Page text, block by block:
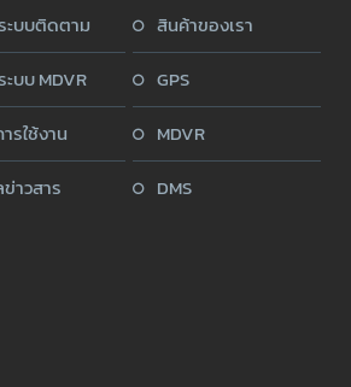
ะบบติดตาม
ะบบ MDVR
รใช้งาน
าวสาร
สินค้าของเรา
GPS
MDVR
DMS